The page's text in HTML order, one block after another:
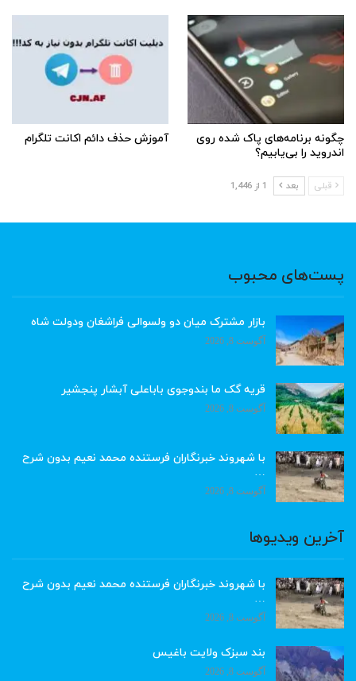
چگونه برنامه‌های پاک شده روی
اندروید را بی‌یابیم؟
آموزش حذف دائم اکانت تلگرام
قبلی بعد 1 از 1,446
پست‌های محبوب
بازار مشترک میان دو ولسوالی فراشغان ودولت شاه
آگوست 8, 2026
قریه گک ما بندوجوی باباعلی آبشار پنجشیر
آگوست 8, 2026
با شهروند خبرنگاران فرستنده محمد نعیم بدون شرح
…
آگوست 8, 2026
آخرین ویدیوها
با شهروند خبرنگاران فرستنده محمد نعیم بدون شرح
…
آگوست 8, 2026
بند سبزک ولایت باغیس
آگوست 8, 2026